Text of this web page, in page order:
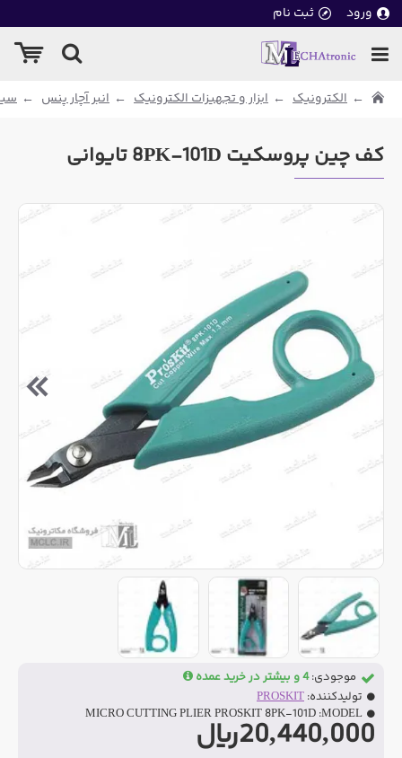
ورود ثبت نام
الکترونیک ابزار و تجهیزات الکترونیک انبر آچار پنس
کف چین پروسکیت 8PK-101D تایوانی
20,440,000ریال
موجودی: 4 و بیشتر در خرید عمده
تولیدکننده: PROSKIT
MODEL:
MICRO CUTTING PLIER PROSKIT 8PK-101D